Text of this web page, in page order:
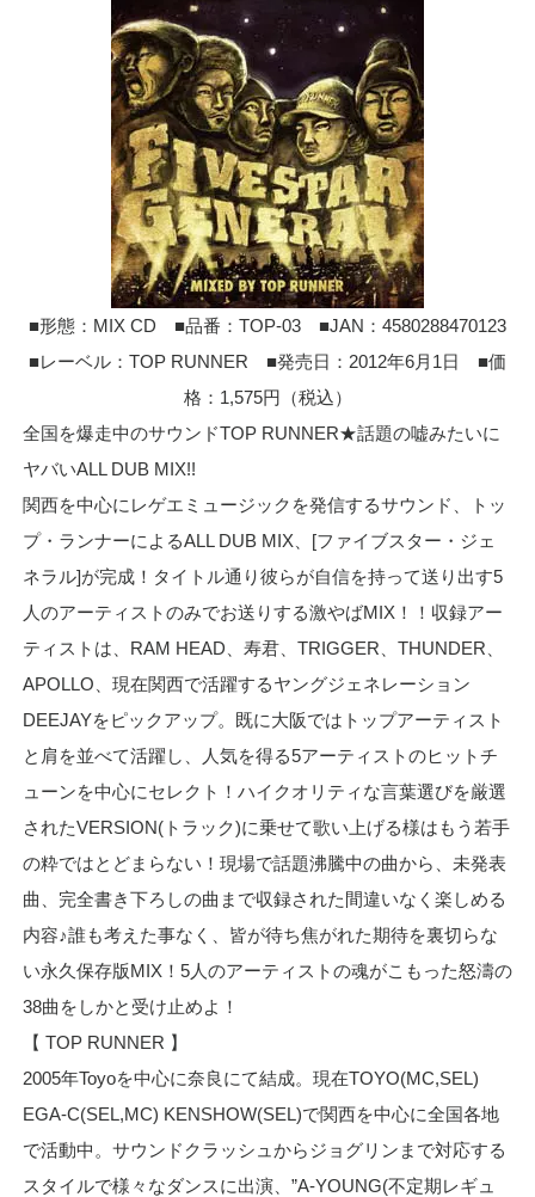
■形態：MIX CD ■品番：TOP-03 ■JAN：4580288470123
■レーベル：TOP RUNNER ■発売日：2012年6月1日 ■価
格：1,575円（税込）
全国を爆走中のサウンドTOP RUNNER★話題の嘘みたいに
ヤバいALL DUB MIX!!
関西を中心にレゲエミュージックを発信するサウンド、トッ
プ・ランナーによるALL DUB MIX、[ファイブスター・ジェ
ネラル]が完成！タイトル通り彼らが自信を持って送り出す5
人のアーティストのみでお送りする激やばMIX！！収録アー
ティストは、RAM HEAD、寿君、TRIGGER、THUNDER、
APOLLO、現在関西で活躍するヤングジェネレーション
DEEJAYをピックアップ。既に大阪ではトップアーティスト
と肩を並べて活躍し、人気を得る5アーティストのヒットチ
ューンを中心にセレクト！ハイクオリティな言葉選びを厳選
されたVERSION(トラック)に乗せて歌い上げる様はもう若手
の粋ではとどまらない！現場で話題沸騰中の曲から、未発表
曲、完全書き下ろしの曲まで収録された間違いなく楽しめる
内容♪誰も考えた事なく、皆が待ち焦がれた期待を裏切らな
い永久保存版MIX！5人のアーティストの魂がこもった怒濤の
38曲をしかと受け止めよ！
【 TOP RUNNER 】
2005年Toyoを中心に奈良にて結成。現在TOYO(MC,SEL)
EGA-C(SEL,MC) KENSHOW(SEL)で関西を中心に全国各地
で活動中。サウンドクラッシュからジョグリンまで対応する
スタイルで様々なダンスに出演、”A-YOUNG(不定期レギュ